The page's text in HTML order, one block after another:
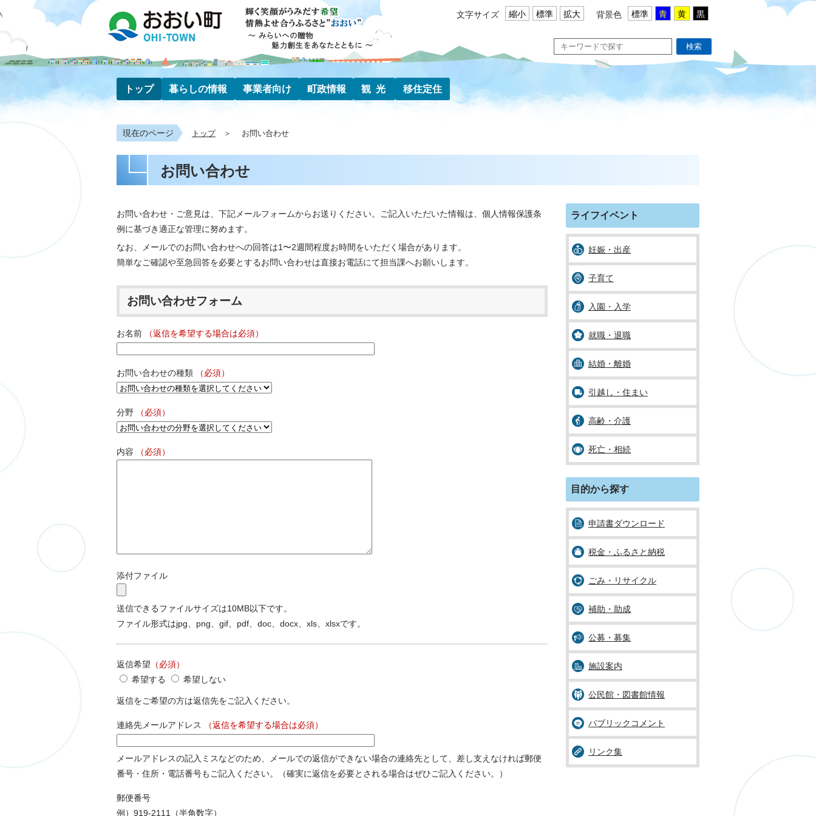
文字サイズ 縮小 標準 拡大 背景色 標準 青 黄 黒
検索
トップ 暮らしの情報 事業者向け 町政情報 観光 移住定住
現在のページ トップ お問い合わせ
お問い合わせ
お問い合わせ・ご意見は、下記メールフォームからお送りください。ご記入いただいた情報は、個人情報保護条
例に基づき適正な管理に努めます。
なお、メールでのお問い合わせへの回答は1〜2週間程度お時間をいただく場合があります。
簡単なご確認や至急回答を必要とするお問い合わせは直接お電話にて担当課へお願いします。
お問い合わせフォーム
お名前 （返信を希望する場合は必須）
お問い合わせの種類 （必須）
分野 （必須）
内容 （必須）
添付ファイル
送信できるファイルサイズは10MB以下です。
ファイル形式はjpg、png、gif、pdf、doc、docx、xls、xlsxです。
返信希望 （必須）
希望する
希望しない
返信をご希望の方は返信先をご記入ください。
連絡先メールアドレス （返信を希望する場合は必須）
メールアドレスの記入ミスなどのため、メールでの返信ができない場合の連絡先として、差し支えなければ郵便
番号・住所・電話番号もご記入ください。（確実に返信を必要とされる場合はぜひご記入ください。）
郵便番号
例）919-2111（半角数字）
ライフイベント
妊娠・出産
子育て
入園・入学
就職・退職
結婚・離婚
引越し・住まい
高齢・介護
死亡・相続
目的から探す
申請書ダウンロード
税金・ふるさと納税
ごみ・リサイクル
補助・助成
公募・募集
施設案内
公民館・図書館情報
パブリックコメント
リンク集